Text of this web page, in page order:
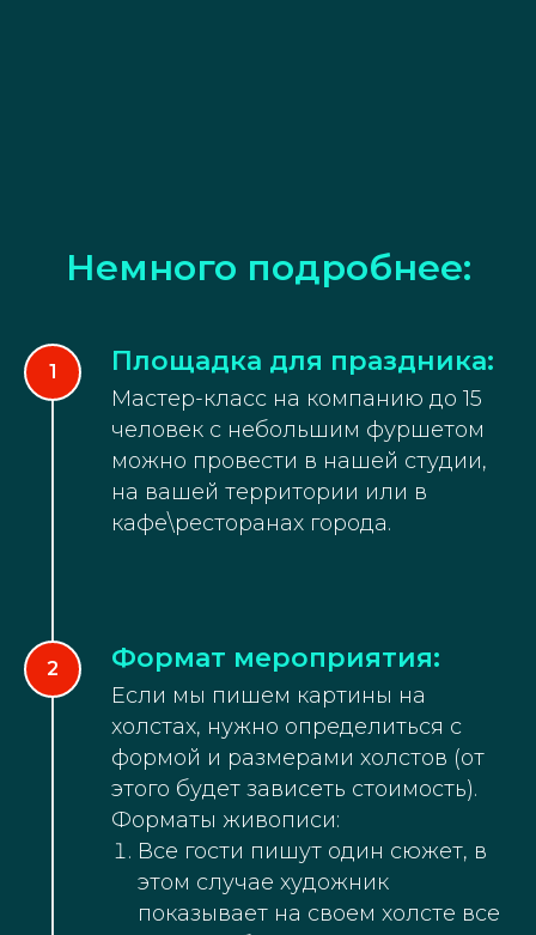
Немного подробнее:
Площадка для праздника:
Мастер-класс на компанию до 15
человек с небольшим фуршетом
можно провести в нашей студии,
на вашей территории или в
кафе\ресторанах города.
Формат мероприятия:
Если мы пишем картины на
холстах, нужно определиться с
формой и размерами холстов (от
этого будет зависеть стоимость).
Форматы живописи:
Все гости пишут один сюжет, в
этом случае художник
показывает на своем холсте все